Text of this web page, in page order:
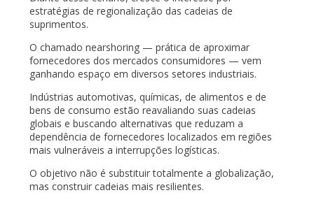
estratégias de regionalização das cadeias de
suprimentos.
O chamado nearshoring — prática de aproximar
fornecedores dos mercados consumidores — vem
ganhando espaço em diversos setores industriais.
Indústrias automotivas, químicas, de alimentos e de
bens de consumo estão reavaliando suas cadeias
globais e buscando alternativas que reduzam a
dependência de fornecedores localizados em regiões
mais vulneráveis a interrupções logísticas.
O objetivo não é substituir totalmente a globalização,
mas construir cadeias mais resilientes.